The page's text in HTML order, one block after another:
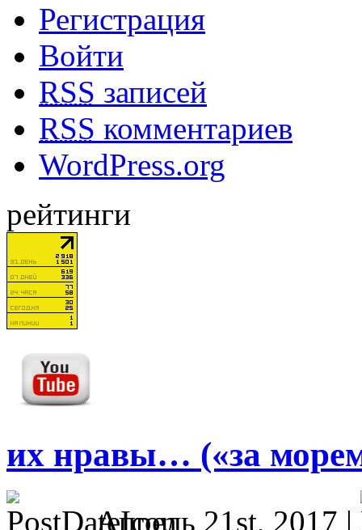
Регистрация
Войти
RSS записей
RSS комментариев
WordPress.org
рейтинги
их нравы… («за
Апрель 21st, 2017 |